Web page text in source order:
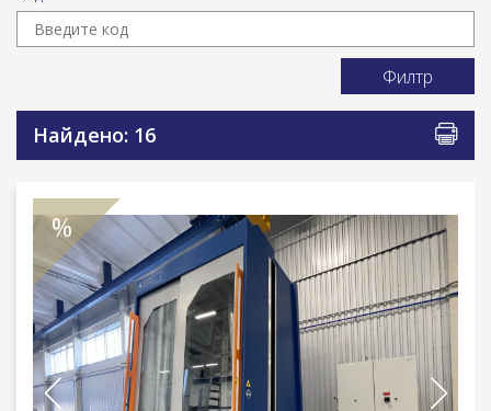
Филтр
Найдено: 16
%